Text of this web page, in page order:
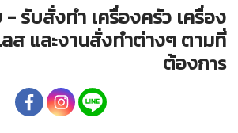
- รับสั่งทำ เครื่องครัว เครื่อง
ส และงานสั่งทำต่างๆ ตามที่
ต้องการ